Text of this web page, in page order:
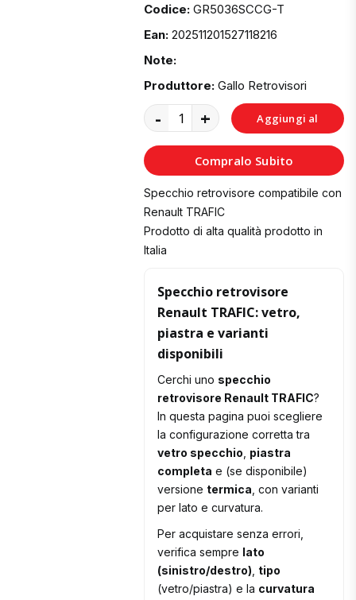
Codice: GR5036SCCG-T
Ean: 202511201527118216
Note:
Produttore: Gallo Retrovisori
- + Aggiungi al
Carrello
Compralo Subito
Specchio retrovisore compatibile con
Renault TRAFIC
Prodotto di alta qualità prodotto in
Italia
Specchio retrovisore
Renault TRAFIC: vetro,
piastra e varianti
disponibili
Cerchi uno specchio
retrovisore Renault TRAFIC?
In questa pagina puoi scegliere
la configurazione corretta tra
vetro specchio piastra
completa e (se disponibile)
versione termica , con varianti
per lato e curvatura.
Per acquistare senza errori,
verifica sempre lato
(sinistro/destro) tipo
(vetro/piastra) e la curvatura